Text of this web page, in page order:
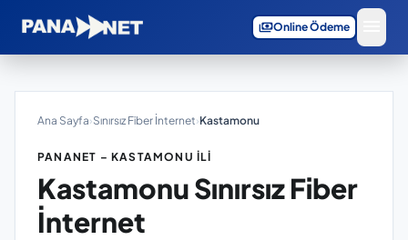
paymentsOnline Ödeme
Ana Sayfa›Sınırsız Fiber İnternet›Kastamonu
PANANET – KASTAMONU İLI
KastamonuSınırsız Fiber
İnternet